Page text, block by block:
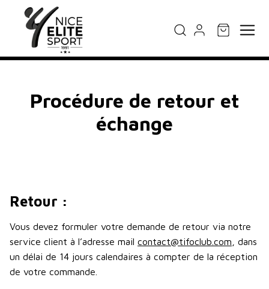
Procédure de retour et
échange
Retour :
Vous devez formuler votre demande de retour via notre
service client à l’adresse mail contact@tifoclub.com , dans
un délai de 14 jours calendaires à compter de la réception
de votre commande.